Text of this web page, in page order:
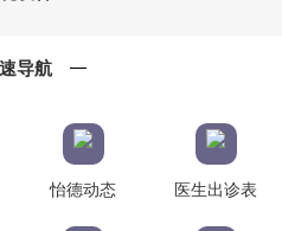
导航
怡德动态 医生出诊表